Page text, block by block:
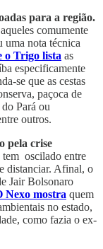
para a região.
comumente
uma nota técnica
o Trigo lista as
especificamente
se que as cestas
paçoca de
Pará ou
outros.
pela crise
tem oscilado entre
distanciar. Afinal, o
Jair Bolsonaro
Nexo mostra quem
no estado,
como fazia o ex-